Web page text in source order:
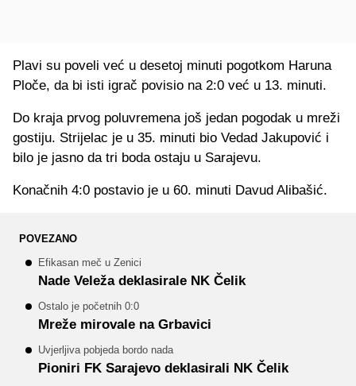
Plavi su poveli već u desetoj minuti pogotkom Haruna
Ploče, da bi isti igrač povisio na 2:0 već u 13. minuti.
Do kraja prvog poluvremena još jedan pogodak u mreži
gostiju. Strijelac je u 35. minuti bio Vedad Jakupović i
bilo je jasno da tri boda ostaju u Sarajevu.
Konačnih 4:0 postavio je u 60. minuti Davud Alibašić.
POVEZANO
Efikasan meč u Zenici
Nade Veleža deklasirale NK Čelik
Ostalo je početnih 0:0
Mreže mirovale na Grbavici
Uvjerljiva pobjeda bordo nada
Pioniri FK Sarajevo deklasirali NK Čelik